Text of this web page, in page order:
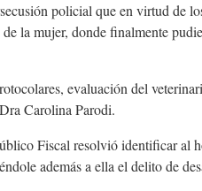
policial que en virtud de
la mujer, donde finalmente
evaluación del
Carolina Parodi.
Fiscal resolvió identificar al
además a ella el delito de